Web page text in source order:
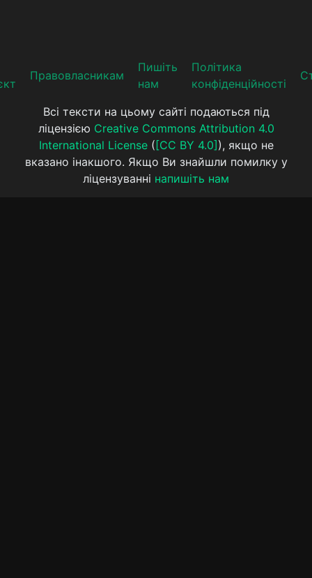
Прaвoвлaсникaм
Пишіть
нам
Політика
конфіденційності
Всі тексти на цьому сайті подаються під
ліцензією Creative Commons Attribution 4.0
International License( [CC BY 4.0] ), якщо не
вказано інакшого. Якщо Ви знайшли помилку у
ліцензуванні напишіть нам